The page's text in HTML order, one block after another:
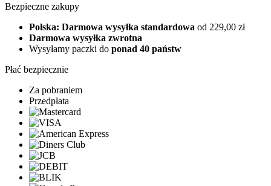
Bezpieczne zakupy
Polska: Darmowa wysyłka standardowa od 229,00 zł
Darmowa wysyłka zwrotna
Wysyłamy paczki do ponad 40 państw
Płać bezpiecznie
Za pobraniem
Przedpłata